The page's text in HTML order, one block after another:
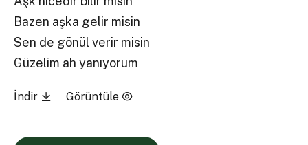
Bazen aşka gelir misin
Sen de gönül verir misin
Güzelim ah yanıyorum
İndir Görüntüle